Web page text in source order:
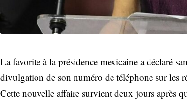
La favorite à la présidence mexicaine a déclaré
divulgation de son numéro de téléphone sur les
Cette nouvelle affaire survient deux jours après